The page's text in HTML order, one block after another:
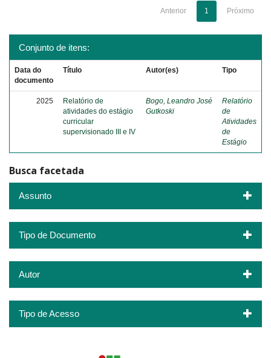
Anterior 1 Próximo
Conjunto de itens:
Data do
documento
Título Autor(es) Tipo
2025
Relatório de
atividades do estágio
curricular
supervisionado III e IV
Bogo, Leandro José
Gutkoski
Relatório
de
Atividades
de
Estágio
Busca facetada
Assunto
Tipo de Documento
Autor
Tipo de Acesso